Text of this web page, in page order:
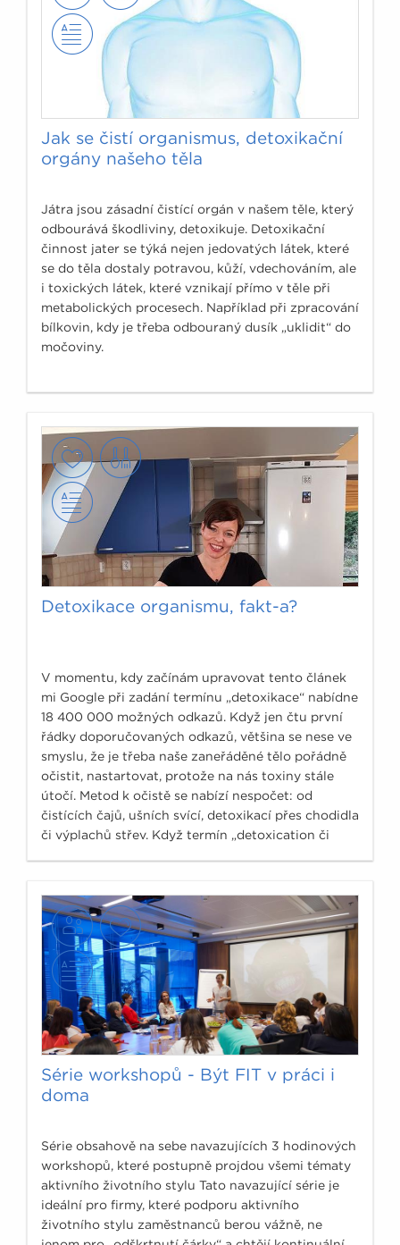
Jak se čistí organismus, detoxikační
orgány našeho těla
Játra jsou zásadní čistící orgán v našem těle, který
odbourává škodliviny, detoxikuje. Detoxikační
činnost jater se týká nejen jedovatých látek, které
se do těla dostaly potravou, kůží, vdechováním, ale
i toxických látek, které vznikají přímo v těle při
metabolických procesech. Například při zpracování
bílkovin, kdy je třeba odbouraný dusík „uklidit“ do
močoviny.
Detoxikace organismu, fakt-a?
V momentu, kdy začínám upravovat tento článek
mi Google při zadání termínu „detoxikace“ nabídne
18 400 000 možných odkazů. Když jen čtu první
řádky doporučovaných odkazů, většina se nese ve
smyslu, že je třeba naše zaneřáděné tělo pořádně
očistit, nastartovat, protože na nás toxiny stále
útočí. Metod k očistě se nabízí nespočet: od
čistících čajů, ušních svící, detoxikací přes chodidla
či výplachů střev. Když termín „detoxication či
počet článku, který se doslova vejde na prsty obou
rukou, tedy přesně 10 odborných článků.
Série workshopů - Být FIT v práci i
doma
Série obsahově na sebe navazujících 3 hodinových
workshopů, které postupně projdou všemi tématy
aktivního životního stylu Tato navazující série je
ideální pro firmy, které podporu aktivního
životního stylu zaměstnanců berou vážně, ne